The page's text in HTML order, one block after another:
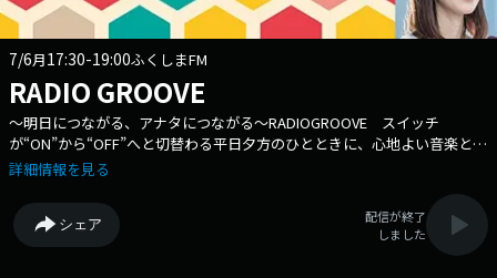
7/6月17:30-19:00ふくしまFM
RADIO GROOVE
～明日につながる、アナタにつながる～RADIOGROOVE スイッチ
が“ON”から“OFF”へと切替わる平日夕方のひとときに、心地よい音楽とパ
ーソナリティのトークをお届けします。 夕方を快適に過ごせるような音
た、ミュージシャンからのメッセージや特別な企画も展開中！あなたから
の“メッセージ＆リクエスト”お待ちしています！ ▽17:30〜 【 キビタ
ンスマイル～ひとつ、ひとつ、実現する ふくしま～ 】 平日の毎日17：
詳細情報を見る
シェア
配信が終了
しました